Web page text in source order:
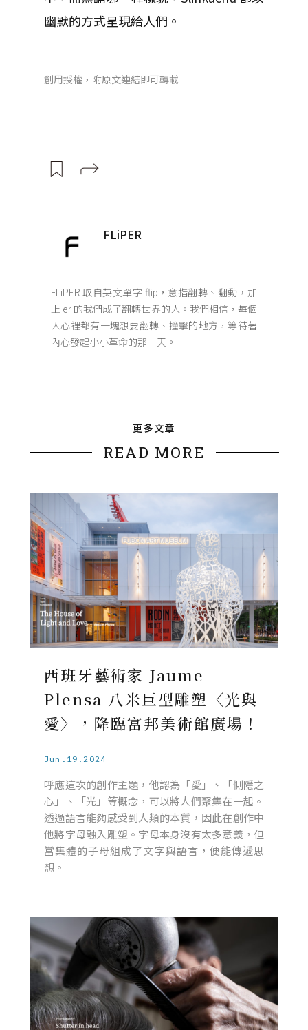
幽默的方式呈現給人們。
創用授權，附原文連結即可轉載
FLiPER
FLiPER 取自英文單字 flip，意指翻轉、翻動，加
上 er 的我們成了翻轉世界的人。我們相信，每個
人心裡都有一塊想要翻轉、撞擊的地方，等待著
內心發起小小革命的那一天。
更多文章
READ MORE
西班牙藝術家 Jaume
Plensa 八米巨型雕塑〈光與
愛〉，降臨富邦美術館廣場！
Jun.19.2024
呼應這次的創作主題，他認為「愛」、「惻隱之
心」、「光」等概念，可以將人們聚集在一起。
透過語言能夠感受到人類的本質，因此在創作中
他將字母融入雕塑。字母本身沒有太多意義，但
當集體的子母組成了文字與語言，便能傳遞思
想。